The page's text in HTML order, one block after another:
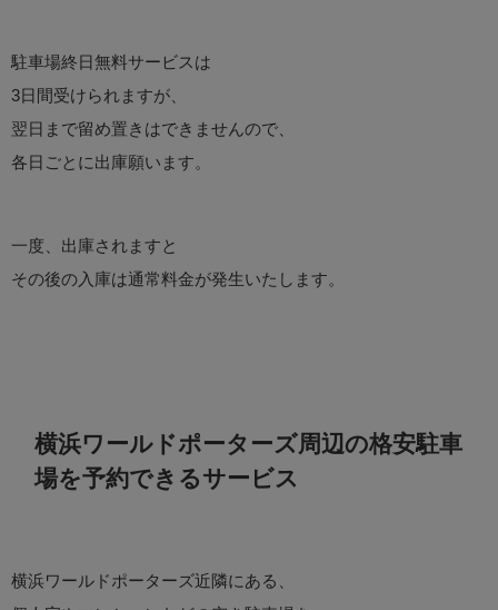
駐車場終日無料サービスは
3日間受けられますが、
翌日まで留め置きはできませんので、
各日ごとに出庫願います。
一度、出庫されますと
その後の入庫は通常料金が発生いたします。
横浜ワールドポーターズ周辺の格安駐車
場を予約できるサービス
横浜ワールドポーターズ近隣にある、